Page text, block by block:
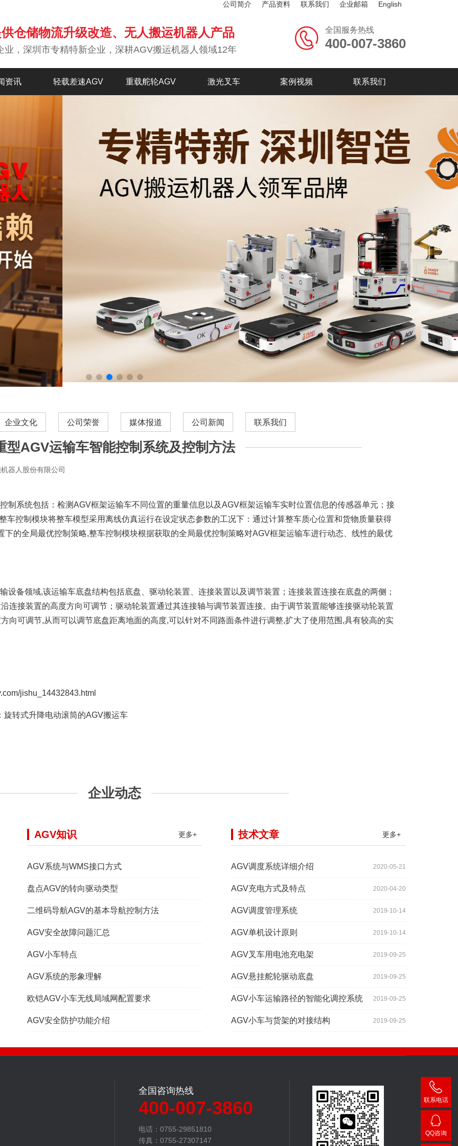
公司简介 产品资料 联系我们 企业邮箱 English
仓储物流升级改造、无人搬运机器人产品
业，深圳市专精特新企业，深耕AGV搬运机器人领域12年
全国服务热线
400-007-3860
资讯 轻载差速AGV 重载舵轮AGV 激光叉车 案例视频 联系我们
企业文化 公司荣誉 媒体报道 公司新闻 联系我们
型AGV运输车智能控制系统及控制方法
器人股份有限公司
制系统包括：检测AGV框架运输车不同位置的重量信息以及AGV框架运输车实时位置信息的传感器单元；接
车控制模块将整车模型采用离线仿真运行在设定状态参数的工况下：通过计算整车质心位置和货物质量获得
的全局最优控制策略,整车控制模块根据获取的全局最优控制策略对AGV框架运输车进行动态、线性的最优
设备领域,该运输车底盘结构包括底盘、驱动轮装置、连接装置以及调节装置；连接装置连接在底盘的两侧；
连接装置的高度方向可调节；驱动轮装置通过其连接轴与调节装置连接。由于调节装置能够连接驱动轮装置
向可调节,从而可以调节底盘距离地面的高度,可以针对不同路面条件进行调整,扩大了使用范围,具有较高的实
jishu_14432843.html
旋转式升降电动滚筒的AGV搬运车
企业动态
更多+
AGV知识
AGV系统与WMS接口方式
盘点AGV的转向驱动类型
二维码导航AGV的基本导航控制方法
AGV安全故障问题汇总
AGV小车特点
AGV系统的形象理解
欧铠AGV小车无线局域网配置要求
AGV安全防护功能介绍
更多+
技术文章
2020-05-21
AGV调度系统详细介绍
2020-04-20
AGV充电方式及特点
2019-10-14
AGV调度管理系统
2019-10-14
AGV单机设计原则
2019-09-25
AGV叉车用电池充电架
2019-09-25
AGV悬挂舵轮驱动底盘
2019-09-25
AGV小车运输路径的智能化调控系统
2019-09-25
AGV小车与货架的对接结构
全国咨询热线
400-007-3860
电话：0755-29851810
传真：0755-27307147
联系电话
400-
007-
QQ咨询